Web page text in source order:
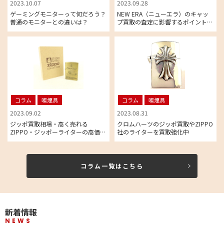
2023.10.07
ゲーミングモニターって何だろう？
普通のモニターとの違いは？
2023.09.28
NEW ERA（ニューエラ）のキャッ
プ買取の査定に影響するポイントと
は
コラム 喫煙具
2023.09.02
ジッポ買取相場・高く売れる
ZIPPO・ジッポーライターの高価買
取品について
コラム 喫煙具
2023.08.31
クロムハーツのジッポ買取やZIPPO
社のライターを買取強化中
コラム一覧はこちら
新着情報
NEWS